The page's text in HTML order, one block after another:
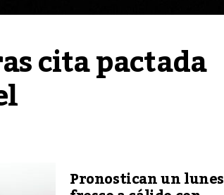
cita pactada
Pronostican un lunes